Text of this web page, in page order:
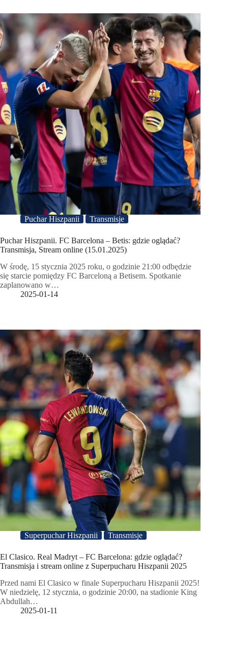
Puchar Hiszpanii Transmisje
Puchar Hiszpanii. FC Barcelona – Betis: gdzie oglądać?
Transmisja, Stream online (15.01.2025)
W środę, 15 stycznia 2025 roku, o godzinie 21:00 odbędzie
się starcie pomiędzy FC Barceloną a Betisem. Spotkanie
zaplanowano w…
2025-01-14
Superpuchar Hiszpanii Transmisje
El Clasico. Real Madryt – FC Barcelona: gdzie oglądać?
Transmisja i stream online z Superpucharu Hiszpanii 2025
Przed nami El Clasico w finale Superpucharu Hiszpanii 2025!
W niedzielę, 12 stycznia, o godzinie 20:00, na stadionie King
Abdullah…
2025-01-11